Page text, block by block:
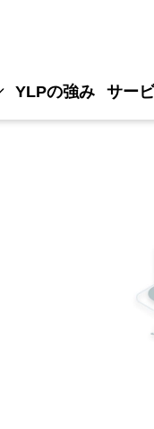
YLPの強み
サー
シス
シス
シス
マス